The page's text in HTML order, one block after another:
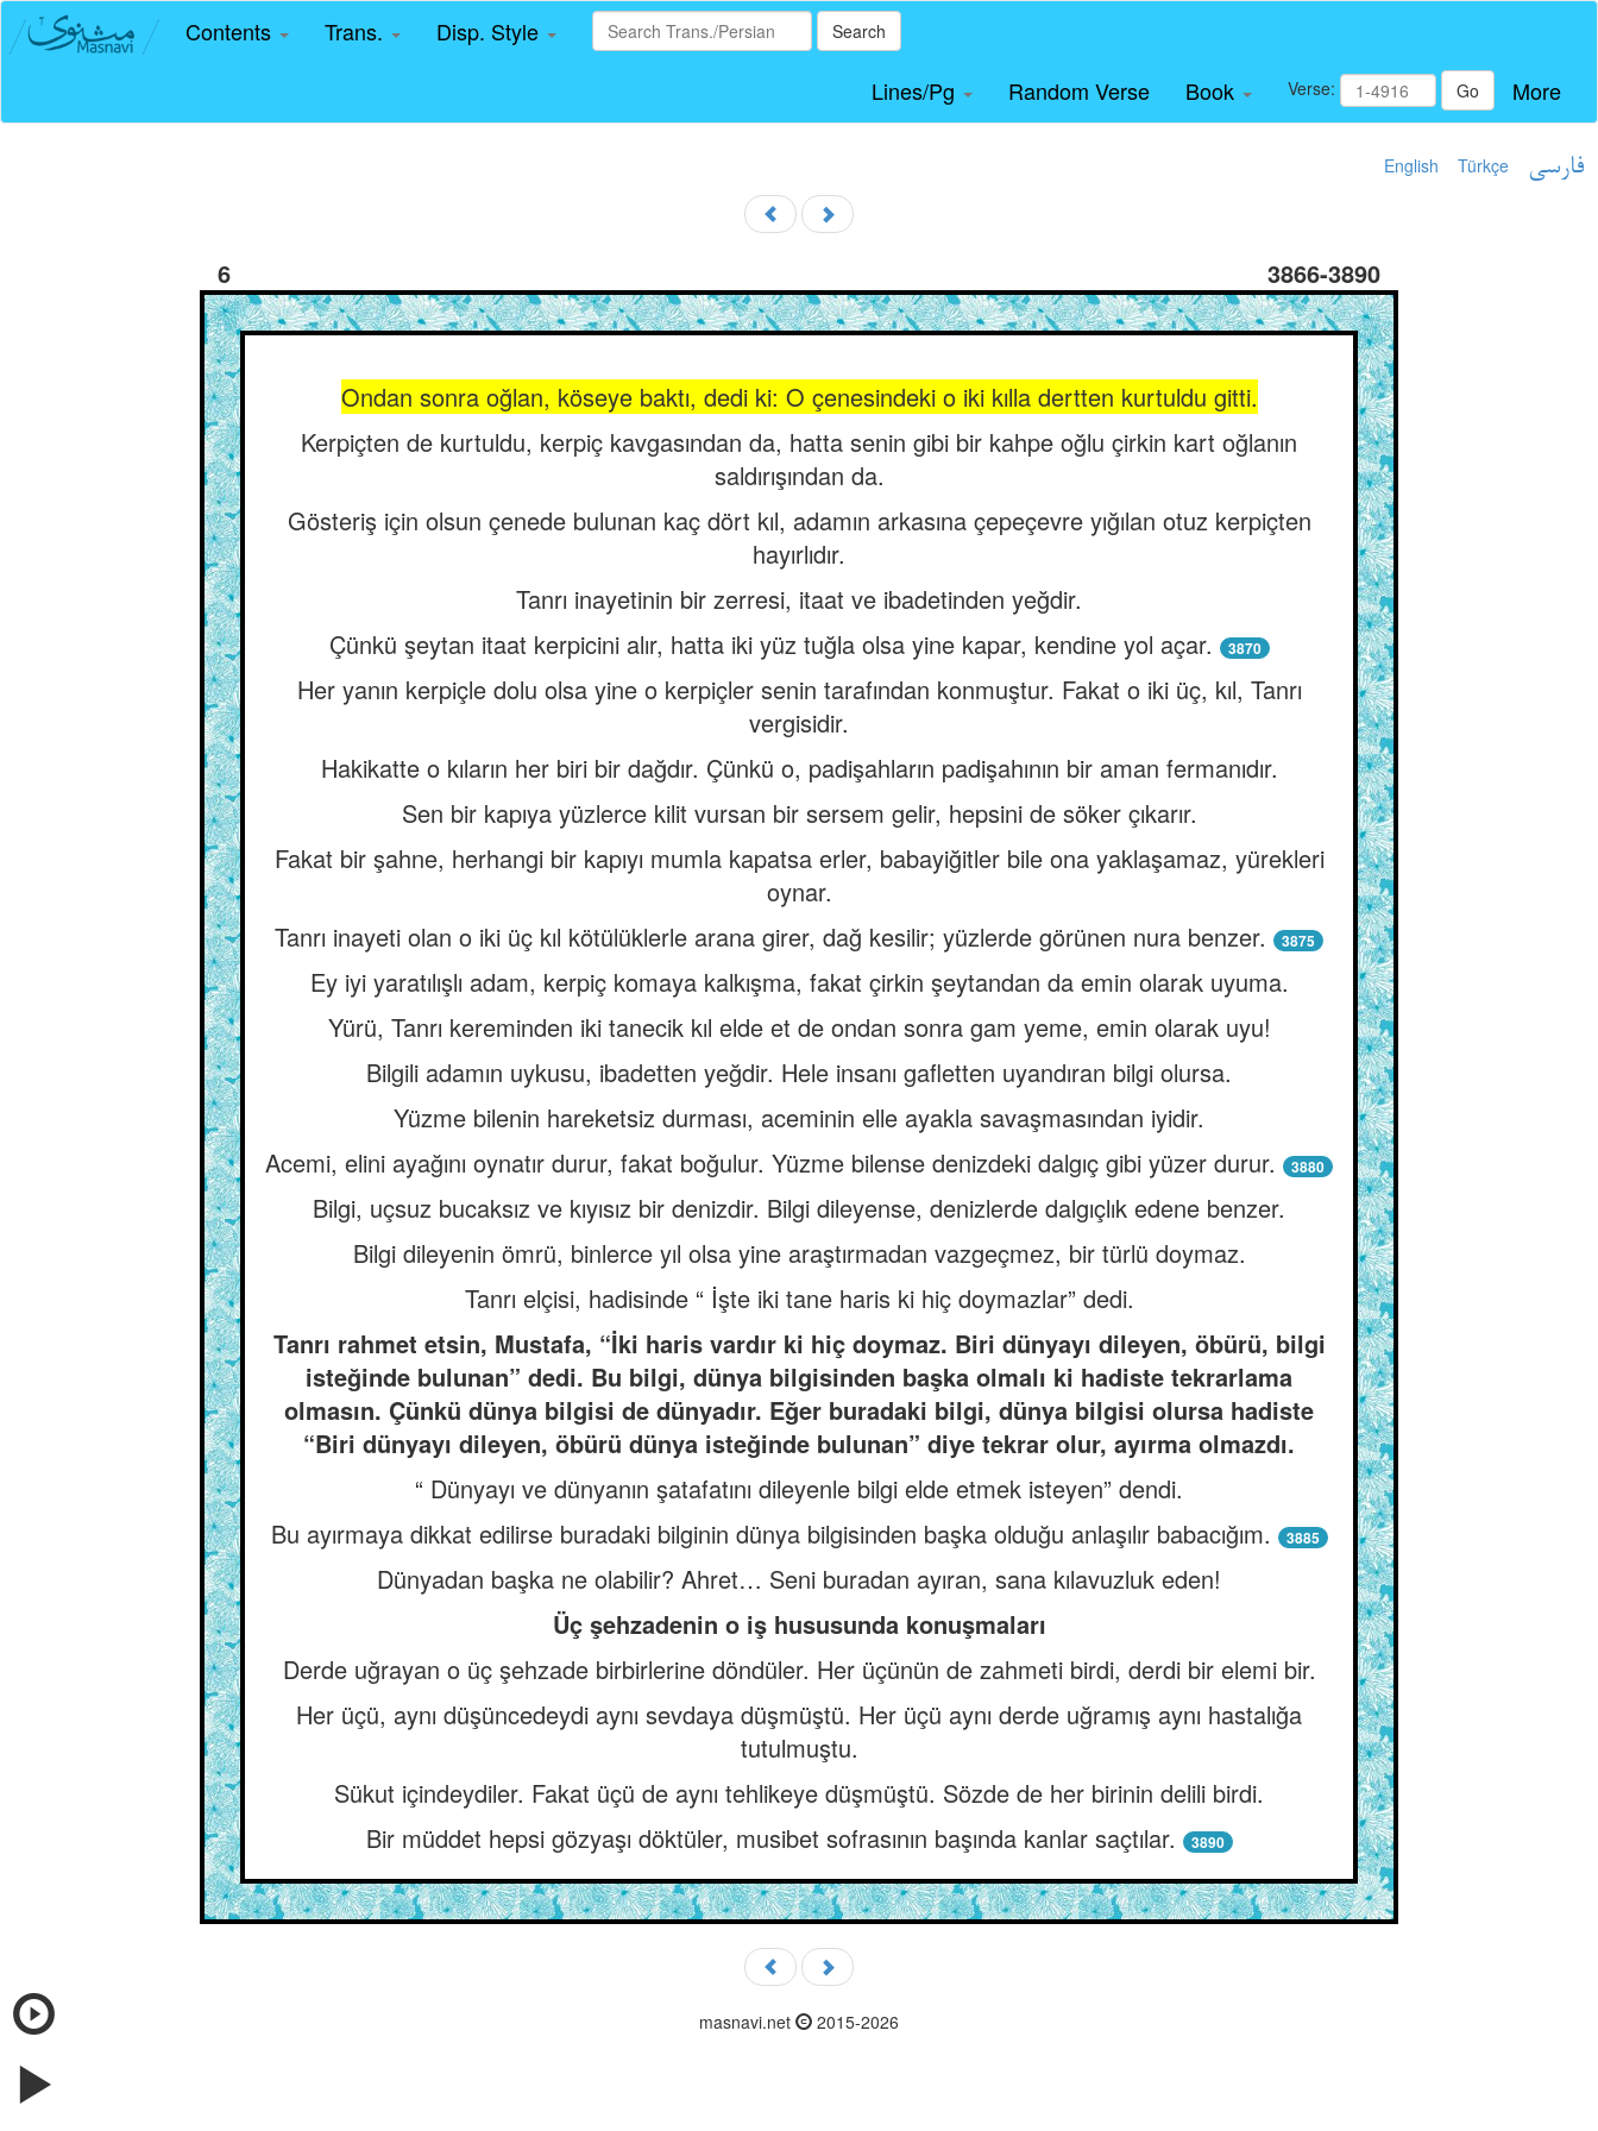
Contents Trans. Disp. Style Search
Lines/Pg Random Verse Book Verse: Go More
English Türkçe فارسی
6 3866-3890
Ondan sonra oğlan, köseye baktı, dedi ki: O çenesindeki o iki kılla dertten kurtuldu gitti.
Kerpiçten de kurtuldu, kerpiç kavgasından da, hatta senin gibi bir kahpe oğlu çirkin kart oğlanın
saldırışından da.
Gösteriş için olsun çenede bulunan kaç dört kıl, adamın arkasına çepeçevre yığılan otuz kerpiçten
hayırlıdır.
Tanrı inayetinin bir zerresi, itaat ve ibadetinden yeğdir.
Çünkü şeytan itaat kerpicini alır, hatta iki yüz tuğla olsa yine kapar, kendine yol açar.
3870
Her yanın kerpiçle dolu olsa yine o kerpiçler senin tarafından konmuştur. Fakat o iki üç, kıl, Tanrı
vergisidir.
Hakikatte o kıların her biri bir dağdır. Çünkü o, padişahların padişahının bir aman fermanıdır.
Sen bir kapıya yüzlerce kilit vursan bir sersem gelir, hepsini de söker çıkarır.
Fakat bir şahne, herhangi bir kapıyı mumla kapatsa erler, babayiğitler bile ona yaklaşamaz, yürekleri
oynar.
Tanrı inayeti olan o iki üç kıl kötülüklerle arana girer, dağ kesilir; yüzlerde görünen nura benzer.
3875
Ey iyi yaratılışlı adam, kerpiç komaya kalkışma, fakat çirkin şeytandan da emin olarak uyuma.
Yürü, Tanrı kereminden iki tanecik kıl elde et de ondan sonra gam yeme, emin olarak uyu!
Bilgili adamın uykusu, ibadetten yeğdir. Hele insanı gafletten uyandıran bilgi olursa.
Yüzme bilenin hareketsiz durması, aceminin elle ayakla savaşmasından iyidir.
Acemi, elini ayağını oynatır durur, fakat boğulur. Yüzme bilense denizdeki dalgıç gibi yüzer durur.
3880
Bilgi, uçsuz bucaksız ve kıyısız bir denizdir. Bilgi dileyense, denizlerde dalgıçlık edene benzer.
Bilgi dileyenin ömrü, binlerce yıl olsa yine araştırmadan vazgeçmez, bir türlü doymaz.
Tanrı elçisi, hadisinde “ İşte iki tane haris ki hiç doymazlar” dedi.
Tanrı rahmet etsin, Mustafa, “İki haris vardır ki hiç doymaz. Biri dünyayı dileyen, öbürü, bilgi
isteğinde bulunan” dedi. Bu bilgi, dünya bilgisinden başka olmalı ki hadiste tekrarlama
olmasın. Çünkü dünya bilgisi de dünyadır. Eğer buradaki bilgi, dünya bilgisi olursa hadiste
“Biri dünyayı dileyen, öbürü dünya isteğinde bulunan” diye tekrar olur, ayırma olmazdı.
“ Dünyayı ve dünyanın şatafatını dileyenle bilgi elde etmek isteyen” dendi.
Bu ayırmaya dikkat edilirse buradaki bilginin dünya bilgisinden başka olduğu anlaşılır babacığım.
3885
Dünyadan başka ne olabilir? Ahret… Seni buradan ayıran, sana kılavuzluk eden!
Üç şehzadenin o iş hususunda konuşmaları
Derde uğrayan o üç şehzade birbirlerine döndüler. Her üçünün de zahmeti birdi, derdi bir elemi bir.
Her üçü, aynı düşüncedeydi aynı sevdaya düşmüştü. Her üçü aynı derde uğramış aynı hastalığa
tutulmuştu.
Sükut içindeydiler. Fakat üçü de aynı tehlikeye düşmüştü. Sözde de her birinin delili birdi.
Bir müddet hepsi gözyaşı döktüler, musibet sofrasının başında kanlar saçtılar.
3890
masnavi.net 2015-2026